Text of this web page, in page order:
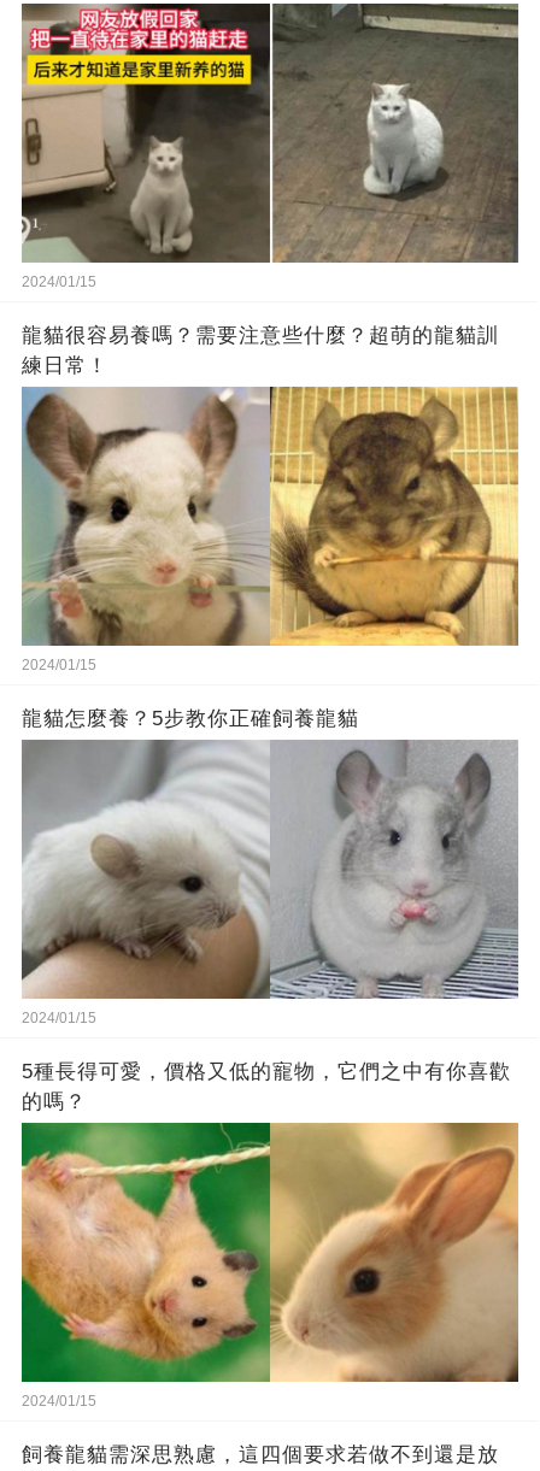
2024/01/15
龍貓很容易養嗎？需要注意些什麼？超萌的龍貓訓
練日常！
2024/01/15
龍貓怎麼養？5步教你正確飼養龍貓
2024/01/15
5種長得可愛，價格又低的寵物，它們之中有你喜歡
的嗎？
2024/01/15
飼養龍貓需深思熟慮，這四個要求若做不到還是放